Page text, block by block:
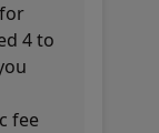
4 to
fee